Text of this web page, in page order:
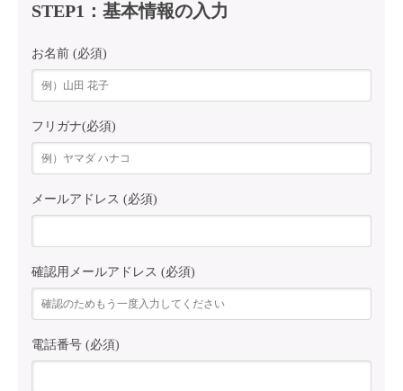
STEP1：基本情報の入力
お名前 (必須)
フリガナ(必須)
メールアドレス (必須)
確認用メールアドレス (必須)
電話番号 (必須)